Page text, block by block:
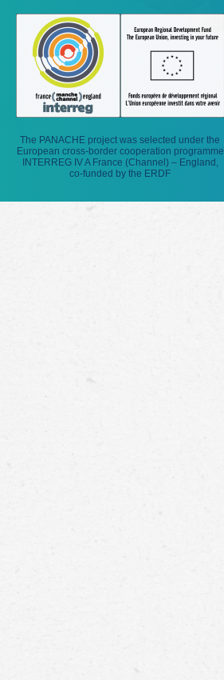
The PANACHE project was selected under the
European cross-border cooperation programme
INTERREG IV A France (Channel) – England,
co-funded by the ERDF